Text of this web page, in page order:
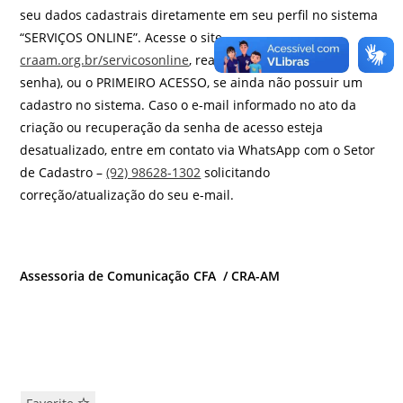
seu dados cadastrais diretamente em seu perfil no sistema
“SERVIÇOS ONLINE”. Acesse o site –
craam.org.br/servicosonline, realize seu LOGIN (CPF e
senha), ou o PRIMEIRO ACESSO, se ainda não possuir um
cadastro no sistema.Caso o e-mail informado no ato da
criação ou recuperação da senha de acesso esteja
desatualizado, entre em contato via WhatsApp com o Setor
de Cadastro –(92) 98628-1302 solicitando
correção/atualização do seu e-mail.
Assessoria de Comunicação CFA / CRA-AM